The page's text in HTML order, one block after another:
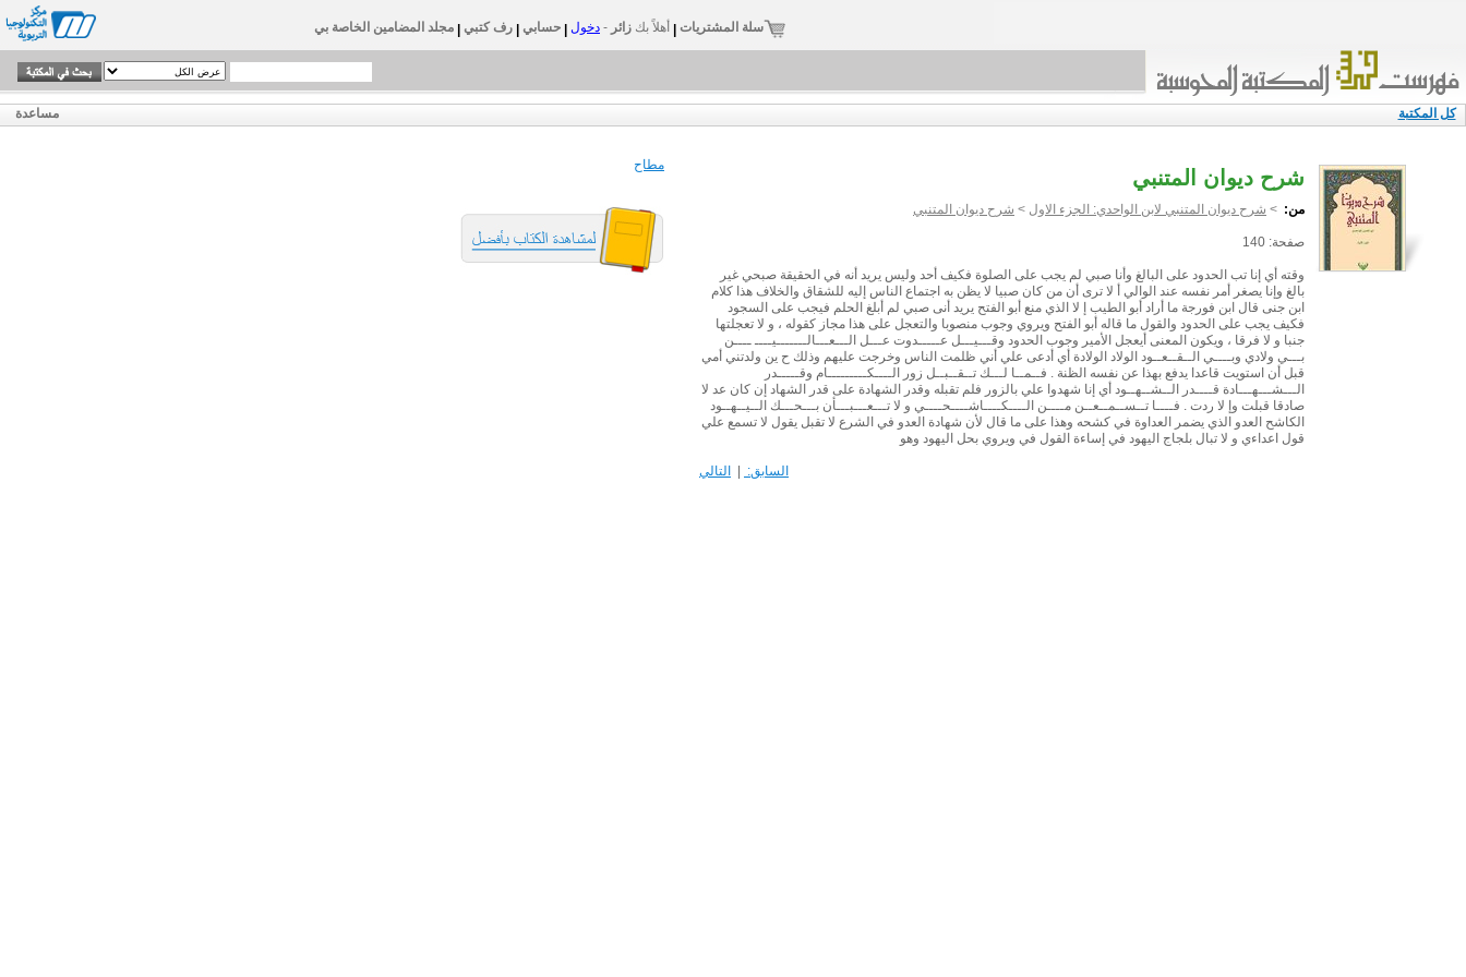
سلة المشتريات أهلاً بك زائر - دخول حسابي رف كتبي مجلد المضامين الخاصة بي
كل المكتبة مساعدة
شرح ديوان المتنبي
من: > شرح ديوان المتنبي لابن الواحدي: الجزء الاول > شرح ديوان المتنبي
صفحة: 140
وقته أي إنا تب الحدود على البالغ وأنا صبي لم يجب على الصلوة فكيف أحد وليس يريد أنه في الحقيقة صبحي غير
بالغ وإنا يصغر أمر نفسه عند الوالي أ لا ترى أن من كان صبيا لا يظن به اجتماع الناس إليه للشقاق والخلاف هذا كلام
ابن جنى قال ابن فورجة ما أراد أبو الطيب إ لا الذي منع أبو الفتح يريد أنى صبي لم أبلغ الحلم فيجب على السجود
فكيف يجب على الحدود والقول ما قاله أبو الفتح ويروي وجوب منصوبا والتعجل على هذا مجاز كقوله ، و لا تعجلتها
جنبا و لا فرقا ، ويكون المعنى أيعجل الأمير وجوب الحدود وقـــيـــل عـــــدوت عـــل الـــعـــالـــــــيــــ ــــن
بـــي ولادي وبــــي الــقــعــود الولاد الولادة أي أدعى علي أني ظلمت الناس وخرجت عليهم وذلك ح ين ولدتني أمي
قبل أن استويت قاعدا يدفع بهذا عن نفسه الظنة . فــمــا لـــك تــقــبــل زور الــــكـــــــــام وقـــــدر
الـــشـــهـــادة قــــدر الــشــهــود أي إنا شهدوا علي بالزور فلم تقبله وقدر الشهادة على قدر الشهاد إن كان عد لا
صادقا قبلت وإ لا ردت . فــــا تــســمــعــن مــــن الــــكــــاشــــحــــي و لا تـــعـــبـــأن بـــحـــك الــيــهــود
الكاشح العدو الذي يضمر العداوة في كشحه وهذا على ما قال لأن شهادة العدو في الشرع لا تقبل يقول لا تسمع علي
قول اعداءي و لا تبال بلجاج اليهود في إساءة القول في ويروي بحل اليهود وهو
السابق: | التالي
مطاح